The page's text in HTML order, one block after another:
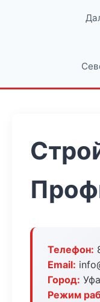
Телефон:
Email:
Город: Уфа
Режим